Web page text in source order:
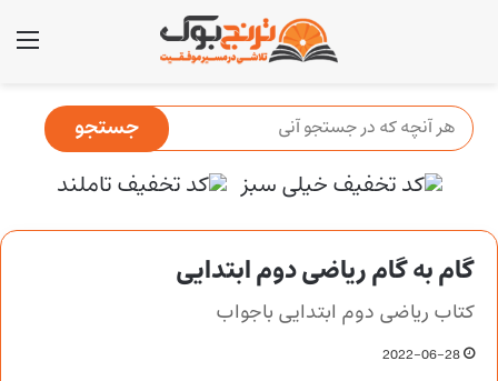
گام به گام ریاضی دوم ابتدایی
کتاب ریاضی دوم ابتدایی باجواب
2022-06-28